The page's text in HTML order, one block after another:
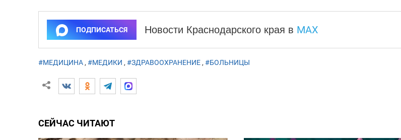
ПОДПИСАТЬСЯ Новости Краснодарского края в MAX
#МЕДИЦИНА, #МЕДИКИ , #ЗДРАВООХРАНЕНИЕ, #БОЛЬНИЦЫ
СЕЙЧАС ЧИТАЮТ